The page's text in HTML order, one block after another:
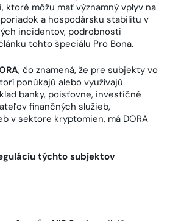
ktoré môžu mať významný vplyv na
a hospodársku stabilitu v
incidentov, podrobnosti
tohto špeciálu Pro Bona.
, čo znamená, že pre subjekty vo
ponúkajú alebo využívajú
banky, poisťovne, investičné
finančných služieb,
v sektore kryptomien, má DORA
týchto subjektov